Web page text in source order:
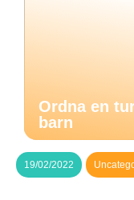
Ordna en
barn
19/02/2022